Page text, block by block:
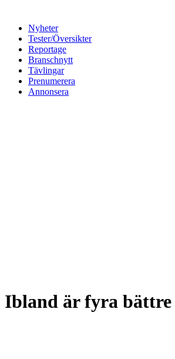
Nyheter
Tester/Översikter
Reportage
Branschnytt
Tävlingar
Prenumerera
Annonsera
Ibland är fyra bättre